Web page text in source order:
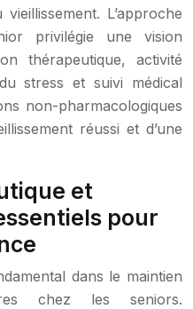
L’approche
privilégie une vision
thérapeutique, activité
stress et suivi médical
non-pharmacologiques
réussi et d’une
et
pour
dans le maintien
chez les seniors.